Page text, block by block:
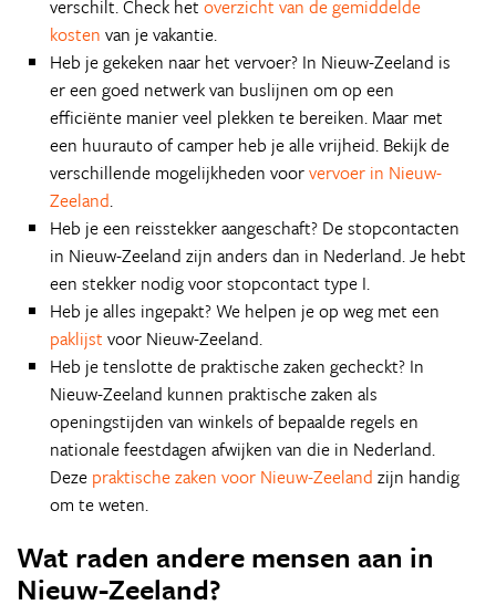
verschilt. Check het overzicht van de gemiddelde
kosten van je vakantie.
Heb je gekeken naar het vervoer? In Nieuw-Zeeland is
er een goed netwerk van buslijnen om op een
efficiënte manier veel plekken te bereiken. Maar met
een huurauto of camper heb je alle vrijheid. Bekijk de
verschillende mogelijkheden voorvervoer in Nieuw-
Zeeland.
Heb je een reisstekker aangeschaft? De stopcontacten
in Nieuw-Zeeland zijn anders dan in Nederland. Je hebt
een stekker nodig voor stopcontact type I.
Heb je alles ingepakt? We helpen je op weg met een
paklijst voor Nieuw-Zeeland.
Heb je tenslotte de praktische zaken gecheckt? In
Nieuw-Zeeland kunnen praktische zaken als
openingstijden van winkels of bepaalde regels en
nationale feestdagen afwijken van die in Nederland.
Deze praktische zaken voor Nieuw-Zeeland zijn handig
om te weten.
Wat raden andere mensen aan in
Nieuw-Zeeland?